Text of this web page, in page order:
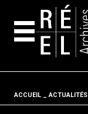
Fil d'ariane
ACCUEIL ACTUALITÉS